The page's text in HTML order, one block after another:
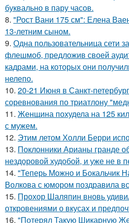
буквально в пару часов.
8. "Рост Вани 175 см": Елена
13-летним сыном.
9. Одна пользовательница сети
флешмоб, предложив своей
кадрами, на которых они
нелепо.
10. 20-21 Июня в Санкт-
соревнования по триатлону
11. Женщина похудела на 125
с мужем.
12. Этим летом Холли Берри
13. Поклонники Арианы гранде
нездоровой худобой, и уже не в
14. "Теперь Можно и Бокальчик
Волкова с юмором поздравила
15. Прохор Шаляпин вновь
откровениями о вкусах и
16. "Потерял Такую Шикарную